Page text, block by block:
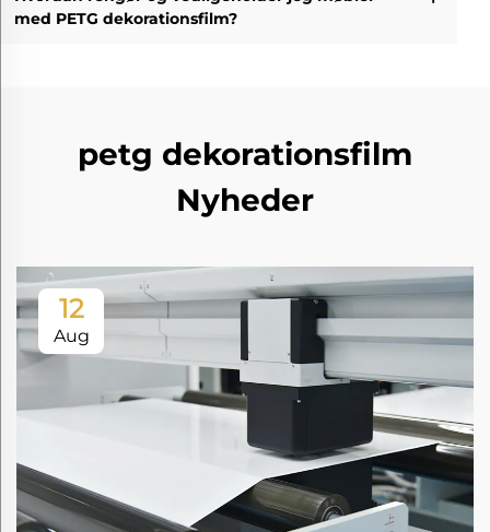
med PETG dekorationsfilm?
petg dekorationsfilm
Nyheder
12
Aug